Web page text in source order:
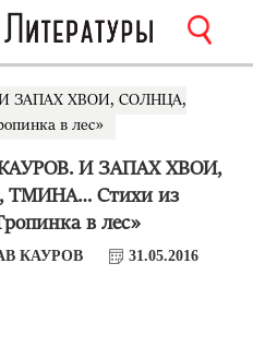
И ЗАПАХ ХВОИ, СОЛНЦА,
в лес»
КАУРОВ. И ЗАПАХ ХВОИ,
ТМИНА… Стихи из
в лес»
КАУРОВ
31.05.2016